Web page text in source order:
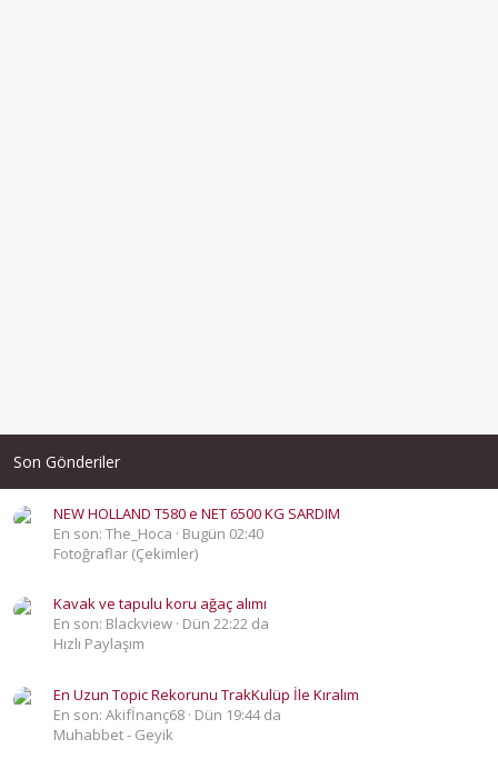
Son Gönderiler
NEW HOLLAND T580 e NET 6500 KG SARDIM
En son: The_Hoca
Bugün 02:40
Fotoğraflar (Çekimler)
Kavak ve tapulu koru ağaç alımı
En son: Blackview Dün 22:22 da
Hızlı Paylaşım
En Uzun Topic Rekorunu TrakKulüp İle Kıralım
En son: Akifİnanç68 Dün 19:44 da
Muhabbet - Geyik